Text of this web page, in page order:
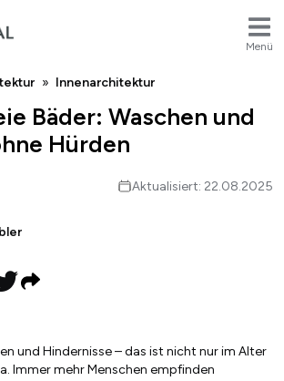
Menü
Innenarchitektur
Bäder: Waschen und
Hürden
Aktualisiert: 22.08.2025
und Hindernisse – das ist nicht nur im Alter
Immer mehr Menschen empfinden